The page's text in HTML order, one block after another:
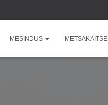
MESINDUS METSAKAITSE